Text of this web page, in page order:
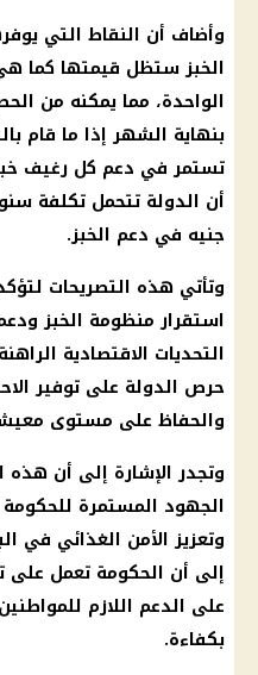
وأضاف أن النقاط التي
الخبزستظل قيمتها كما
الواحدة، مما يمكنه من
بنهاية الشهر إذا ما قام
تستمر في دعم كل رغيف
جنيه في دعم الخبز.
وتأتي هذه التصريحات
استقرارمنظومة الخبز
التحديات الاقتصادية
حرص الدولة على توفير
والحفاظ على مستوى
وتجدر الإشارة إلى أن
الجهود المستمرة
وتعزيز الأمن الغذائي في
إلى أن الحكومة تعمل على
على الدعم اللازم
بكفاءة.